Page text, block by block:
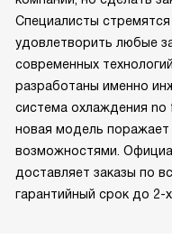
Специалисты
удовлетворить любые
современных
разработаны именно
система охлаждения
новая модель
возможностями.
доставляет заказы по
гарантийный срок до 2-х